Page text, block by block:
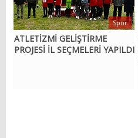
ATLETİZMİ GELİŞTİRME
PROJESİ İL SEÇMELERİ YAPILDI
Spor